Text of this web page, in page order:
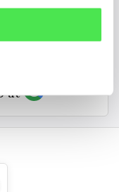
bereikbaar)
at